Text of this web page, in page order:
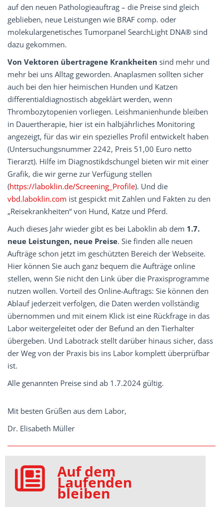
auf den neuen Pathologieauftrag – die Preise sind gleich
geblieben, neue Leistungen wie BRAF comp. oder
molekulargenetisches Tumorpanel SearchLight DNA® sind
dazu gekommen.
Von Vektoren übertragene Krankheiten sind mehr und
mehr bei uns Alltag geworden. Anaplasmen sollten sicher
auch bei den hier heimischen Hunden und Katzen
differentialdiagnostisch abgeklärt werden, wenn
Thrombozytopenien vorliegen. Leishmanienhunde bleiben
in Dauertherapie, hier ist ein halbjährliches Monitoring
angezeigt, für das wir ein spezielles Profil entwickelt haben
(Untersuchungsnummer 2242, Preis 51,00 Euro netto
Tierarzt). Hilfe im Diagnostikdschungel bieten wir mit einer
Grafik, die wir gerne zur Verfügung stellen
(https://laboklin.de/Screening_Profile). Und die
vbd.laboklin.com ist gespickt mit Zahlen und Fakten zu den
„Reisekrankheiten“ von Hund, Katze und Pferd.
Auch dieses Jahr wieder gibt es bei Laboklin ab dem 1.7.
neue Leistungen, neue Preise. Sie finden alle neuen
Aufträge schon jetzt im geschützten Bereich der Webseite.
Hier können Sie auch ganz bequem die Aufträge online
stellen, wenn Sie nicht den Link über die Praxisprogramme
nutzen wollen. Vorteil des Online-Auftrags: Sie können den
Ablauf jederzeit verfolgen, die Daten werden vollständig
übernommen und mit einem Klick ist eine Rückfrage in das
Labor weitergeleitet oder der Befund an den Tierhalter
übergeben. Und Labotrack stellt darüber hinaus sicher, dass
der Weg von der Praxis bis ins Labor komplett überprüfbar
ist.
Alle genannten Preise sind ab 1.7.2024 gültig.
Mit besten Grüßen aus dem Labor,
Dr. Elisabeth Müller
Auf dem
Laufenden
bleiben